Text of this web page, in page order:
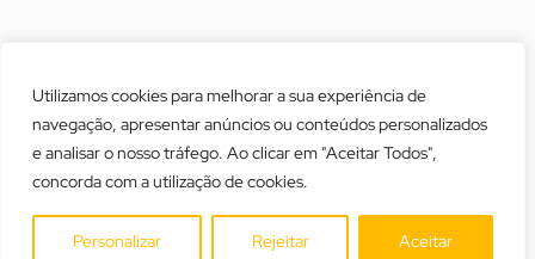
Utilizamos cookies para melhorar a sua experiência de
navegação, apresentar anúncios ou conteúdos personalizados
e analisar o nosso tráfego. Ao clicar em "Aceitar Todos",
concorda com a utilização de cookies.
Personalizar Rejeitar Aceitar